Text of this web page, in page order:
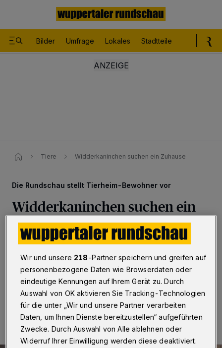
Bilder Umfrage Lokales Stadtteile
Tiere Widderkaninchen suchen ein Zuhause
Die Rundschau stellt Tierheim-Bewohner vor
Widderkaninchen suchen ein
Zuhause
gefunden.
Eine Minute Lesezeit
Wir und unsere 218-Partner speichern und greifen auf
personenbezogene Daten wie Browserdaten oder
eindeutige Kennungen auf Ihrem Gerät zu. Durch
Auswahl von OK aktivieren Sie Tracking-Technologien
für die unter „Wir und unsere Partner verarbeiten
Daten, um Ihnen Dienste bereitzustellen“ aufgeführten
Zwecke. Durch Auswahl von Alle ablehnen oder
Widerruf Ihrer Einwilligung werden diese deaktiviert.